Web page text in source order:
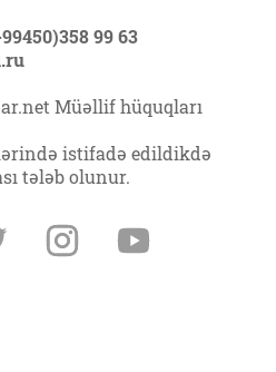
99 63
Müəllif hüquqları
istifadə edildikdə
tələb olunur.